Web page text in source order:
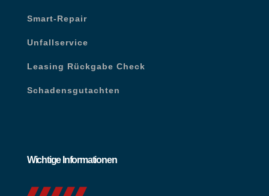
Smart-Repair
Unfallservice
Leasing Rückgabe Check
Schadensgutachten
Wichtige Informationen